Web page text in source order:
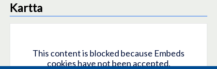
Kartta
This content is blocked because Embeds
cookies have not been accepted.